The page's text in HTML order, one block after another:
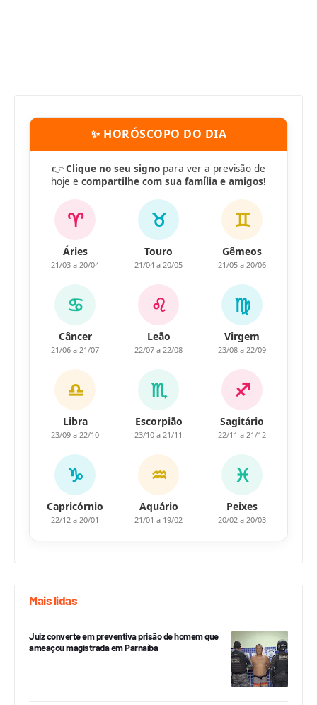
✨ HORÓSCOPO DO DIA
👉Clique no seu signo para ver a previsão de
hoje e compartilhe com sua família e amigos!
♈
Áries
21/03 a 20/04
♉
Touro
21/04 a 20/05
♊
Gêmeos
21/05 a 20/06
♋
Câncer
21/06 a 21/07
♌
Leão
22/07 a 22/08
♍
Virgem
23/08 a 22/09
♎
Libra
23/09 a 22/10
♏
Escorpião
23/10 a 21/11
♐
Sagitário
22/11 a 21/12
♑
Capricórnio
22/12 a 20/01
♒
Aquário
21/01 a 19/02
♓
Peixes
20/02 a 20/03
Mais lidas
Juiz converte em preventiva prisão de homem que
ameaçou magistrada em Parnaíba